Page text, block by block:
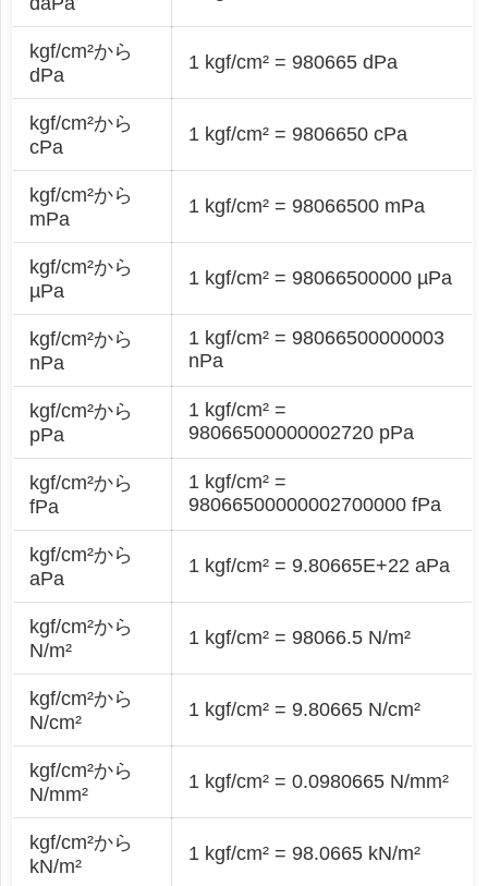
kgf/cm²から
dPa
1 kgf/cm² = 980665 dPa
kgf/cm²から
cPa
1 kgf/cm² = 9806650 cPa
kgf/cm²から
mPa
1 kgf/cm² = 98066500 mPa
kgf/cm²から
µPa
1 kgf/cm² = 98066500000 µPa
kgf/cm²から
nPa
1 kgf/cm² = 98066500000003
nPa
kgf/cm²から
pPa
1 kgf/cm² =
98066500000002720 pPa
kgf/cm²から
fPa
1 kgf/cm² =
98066500000002700000 fPa
kgf/cm²から
aPa
1 kgf/cm² = 9.80665E+22 aPa
kgf/cm²から
N/m²
1 kgf/cm² = 98066.5 N/m²
kgf/cm²から
N/cm²
1 kgf/cm² = 9.80665 N/cm²
kgf/cm²から
N/mm²
1 kgf/cm² = 0.0980665 N/mm²
kgf/cm²から
kN/m²
1 kgf/cm² = 98.0665 kN/m²